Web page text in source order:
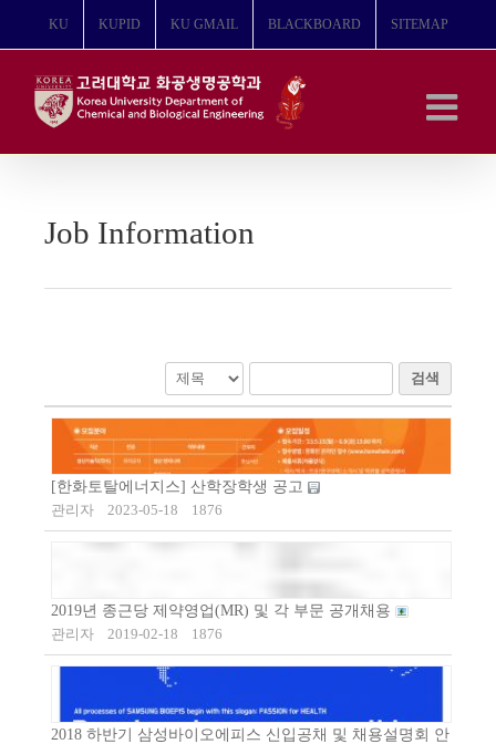
뛰
KU KUPID KU GMAIL BLACKBOARD SITEMAP
Job Information
검색
[한화토탈에너지스] 산학장학생 공고
관리자
2023-05-18 1876
2019년 종근당 제약영업(MR) 및 각 부문 공개채용
관리자
2019-02-18 1876
2018 하반기 삼성바이오에피스 신입공채 및 채용설명회 안